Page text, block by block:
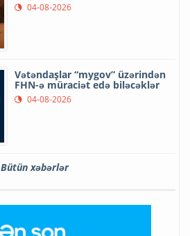
04-08-2026
Vətəndaşlar “mygov” üzərindən
FHN-ə müraciət edə biləcəklər
04-08-2026
Bütün xəbərlər